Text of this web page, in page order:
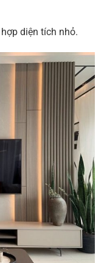
diện tích nhỏ.